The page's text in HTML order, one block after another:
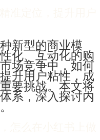
新型的商业模
化、互动化的购
场竞争中，如何
升用户粘性，成
要挑战。本文将
系，深入探讨内